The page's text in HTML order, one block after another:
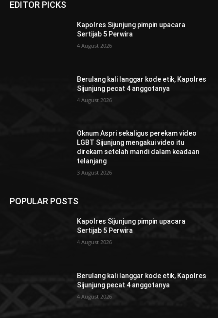
EDITOR PICKS
Kapolres Sijunjung pimpin upacara
Sertijab 5 Perwira
4 August 2026
Berulang kali langgar kode etik, Kapolres
Sijunjung pecat 4 anggotanya
4 August 2026
Oknum Aspri sekaligus perekam video
LGBT Sijunjung mengakui video itu
direkam setelah mandi dalam keadaan
telanjang
3 August 2026
POPULAR POSTS
Kapolres Sijunjung pimpin upacara
Sertijab 5 Perwira
4 August 2026
Berulang kali langgar kode etik, Kapolres
Sijunjung pecat 4 anggotanya
4 August 2026